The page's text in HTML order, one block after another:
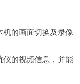
机的画面切换及录像
仪的视频信息，并能